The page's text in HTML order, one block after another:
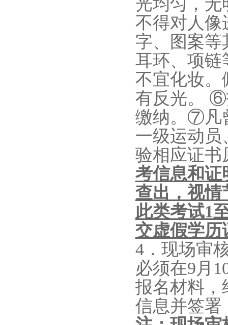
光均匀， 无
不得对人像
字、图案等
耳环、项链
不宜化妆。
有反光。
⑥
缴纳。 ⑦凡
一级运动员
验相应证书
考信息和证
查出，视情
此类考试1
交虚假学历
4．现场审
必须在9月
报名材料，
信息并签署